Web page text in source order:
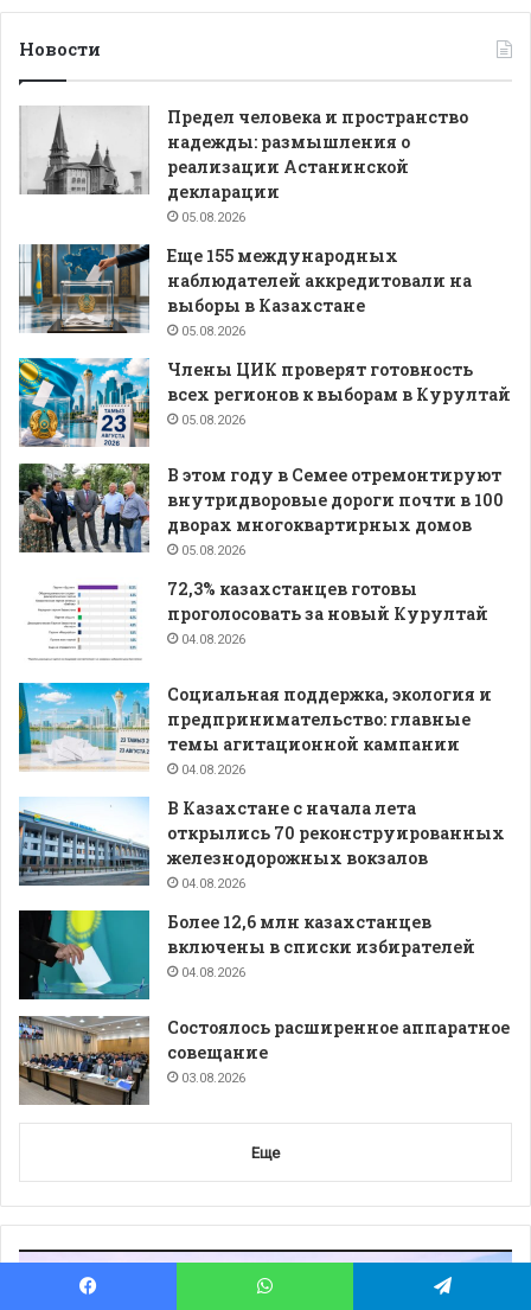
Новости
Предел человека и пространство
надежды: размышления о
реализации Астанинской
декларации
05.08.2026
Еще 155 международных
наблюдателей аккредитовали на
выборы в Казахстане
05.08.2026
Члены ЦИК проверят готовность
всех регионов к выборам в Курултай
05.08.2026
В этом году в Семее отремонтируют
внутридворовые дороги почти в 100
дворах многоквартирных домов
05.08.2026
72,3% казахстанцев готовы
проголосовать за новый Курултай
04.08.2026
Социальная поддержка, экология и
предпринимательство: главные
темы агитационной кампании
04.08.2026
В Казахстане с начала лета
открылись 70 реконструированных
железнодорожных вокзалов
04.08.2026
Более 12,6 млн казахстанцев
включены в списки избирателей
04.08.2026
Состоялось расширенное аппаратное
совещание
03.08.2026
Еще
Видеоплеер